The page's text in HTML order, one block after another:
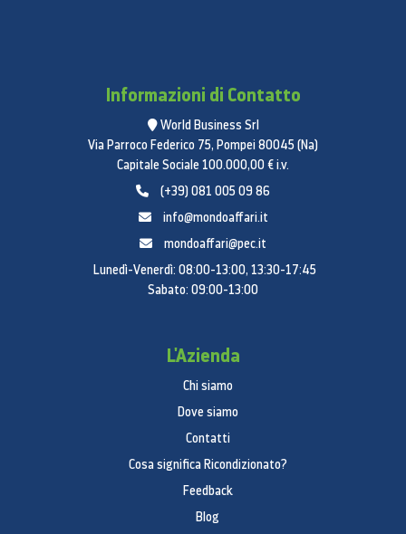
Informazioni di Contatto
World Business Srl
Via Parroco Federico 75, Pompei 80045 (Na)
Capitale Sociale 100.000,00 € i.v.
(+39) 081 005 09 86
info@mondoaffari.it
mondoaffari@pec.it
Lunedì-Venerdì: 08:00-13:00, 13:30-17:45
Sabato: 09:00-13:00
L'Azienda
Chi siamo
Dove siamo
Contatti
Cosa significa Ricondizionato?
Feedback
Blog